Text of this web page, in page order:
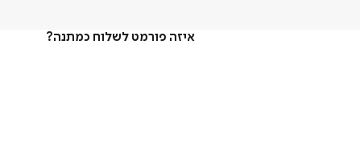
איזה פורמט לשלוח כמתנה?